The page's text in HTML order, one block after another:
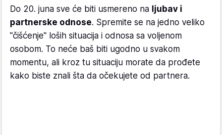
Do 20. juna sve će biti usmereno na ljubav i
partnerske odnose. Spremite se na jedno veliko
"čišćenje" loših situacija i odnosa sa voljenom
osobom. To neće baš biti ugodno u svakom
momentu, ali kroz tu situaciju morate da prođete
kako biste znali šta da očekujete od partnera.